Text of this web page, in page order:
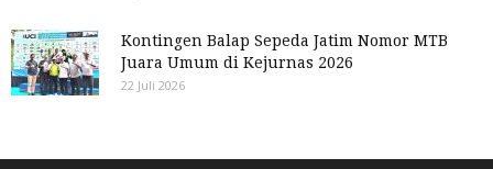
Kontingen Balap Sepeda Jatim Nomor MTB
Juara Umum di Kejurnas 2026
22 Juli 2026